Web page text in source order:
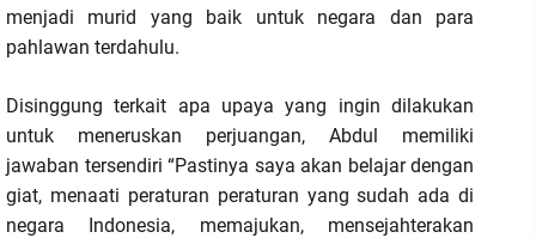
menjadi murid yang baik untuk negara dan para
pahlawan terdahulu.
Disinggung terkait apa upaya yang ingin dilakukan
untuk meneruskan perjuangan, Abdul memiliki
jawaban tersendiri “Pastinya saya akan belajar dengan
giat, menaati peraturan peraturan yang sudah ada di
negara Indonesia, memajukan, mensejahterakan